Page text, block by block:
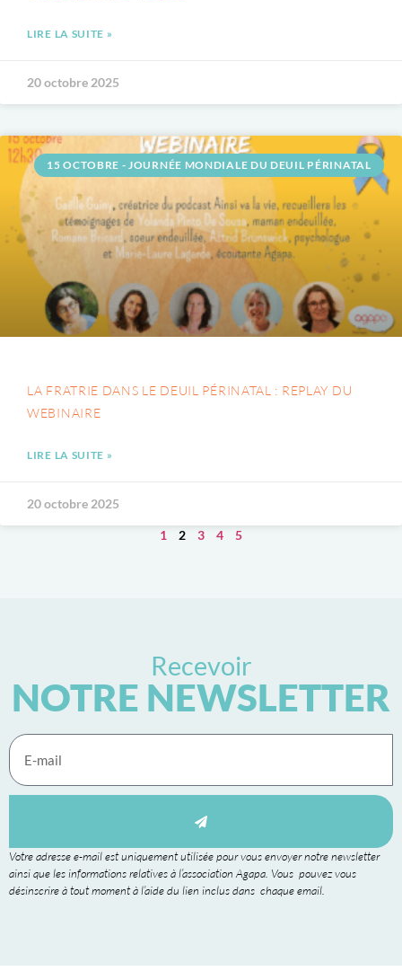
LIRE LA SUITE »
20 octobre 2025
15 OCTOBRE - JOURNÉE MONDIALE DU DEUIL PÉRINATAL
LA FRATRIE DANS LE DEUIL PÉRINATAL : REPLAY DU
WEBINAIRE
LIRE LA SUITE »
20 octobre 2025
1 2 3 4 5
Recevoir
NOTRE NEWSLETTER
Votre adresse e-mail est uniquement utilisée pour vous envoyer notre newsletter
ainsi que les informations relatives à l’association Agapa. Vous pouvez vous
désinscrire à tout moment à l’aide du lien inclus dans chaque email.